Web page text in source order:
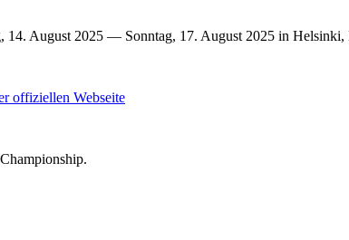
14. August 2025 — Sonntag, 17. August 2025 in Helsinki,
offiziellen Webseite